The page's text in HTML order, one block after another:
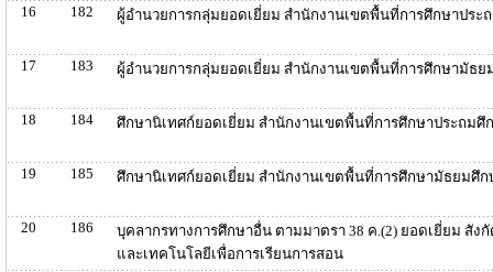
16 182 ผู้อำนวยการกลุ่มยอดเยี่ยม สำนักงานเขตพื้นที่การศึกษาปร
17 183 ผู้อำนวยการกลุ่มยอดเยี่ยม สำนักงานเขตพื้นที่การศึกษามัธ
18 184 ศึกษานิเทศก์ยอดเยี่ยม สำนักงานเขตพื้นที่การศึกษาประถม
19 185 ศึกษานิเทศก์ยอดเยี่ยม สำนักงานเขตพื้นที่การศึกษามัธยมศึ
20 186
บุคลากรทางการศึกษาอื่น ตามมาตรา 38 ค.(2) ยอดเยี่ยม สั
และเทคโนโลยีเพื่อการเรียนการสอน